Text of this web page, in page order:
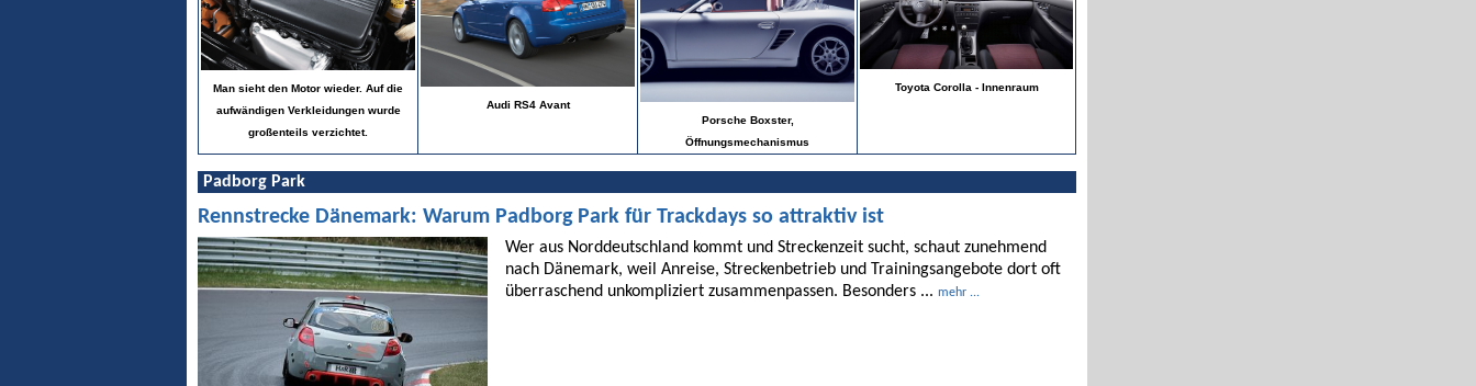
Man sieht den Motor wieder. Auf die
aufwändigen Verkleidungen wurde
großenteils verzichtet.
Audi RS4 Avant
Porsche Boxster,
Öffnungsmechanismus
Toyota Corolla - Innenraum
Padborg Park
Rennstrecke Dänemark: Warum Padborg Park für Trackdays so attraktiv ist
Wer aus Norddeutschland kommt und Streckenzeit sucht, schaut zunehmend
nach Dänemark, weil Anreise, Streckenbetrieb und Trainingsangebote dort oft
überraschend unkompliziert zusammenpassen. Besonders ... mehr ...